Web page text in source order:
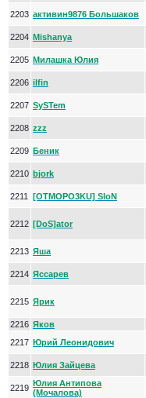
2203 активин9876 Большаков
2204 Mishanya
2205 Милашка Юлия
2206 ilfin
2207 SySTem
2208 zzz
2209 Беник
2210 bjork
2211 [OTMOPO3KU] SloN
2212 [DoS]ator
2213 Яша
2214 Яссарев
2215 Ярик
2216 Яков
2217 Юрий Леонидович
2218 Юлия Зайцева
2219 Юлия Антипова
(Мочалова)